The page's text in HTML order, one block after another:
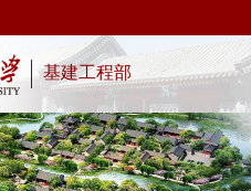
基建工程部